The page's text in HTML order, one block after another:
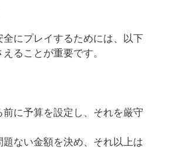
全にプレイするためには、以下
ることが重要です。
前に予算を設定し、それを厳守
題ない金額を決め、それ以上は